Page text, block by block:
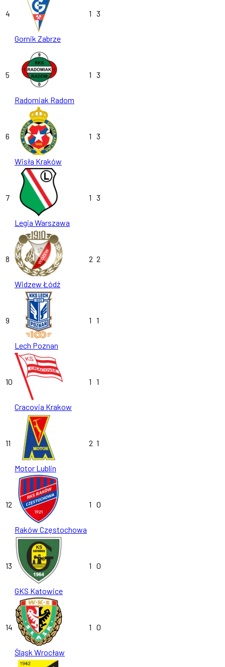
4
Gornik Zabrze
1 3
5
Radomiak Radom
1 3
6
Wisła Kraków
1 3
7
Legia Warszawa
1 3
8
Widzew Łódź
2 2
9
Lech Poznan
1 1
10
Cracovia Krakow
1 1
11
Motor Lublin
2 1
12
Raków Częstochowa
1 0
13
GKS Katowice
1 0
14
Śląsk Wrocław
1 0